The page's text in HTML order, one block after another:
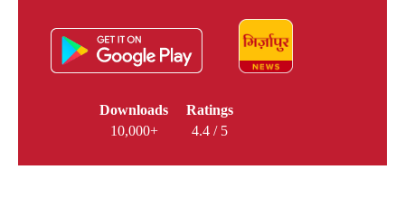
Downloads
10,000+
Ratings
4.4 / 5